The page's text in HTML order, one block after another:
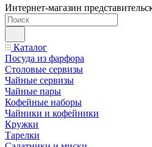
Интернет-магазин
Каталог
Посуда из фарфора
Столовые сервизы
Чайные сервизы
Чайные пары
Кофейные наборы
Чайники и кофейники
Кружки
Тарелки